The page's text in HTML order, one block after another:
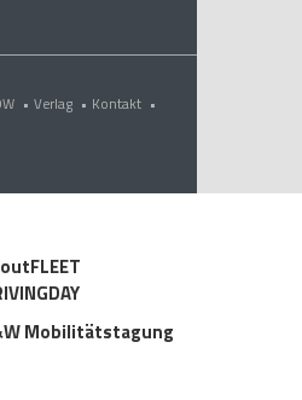
• Verlag • Kontakt •
Mobilitätstagung